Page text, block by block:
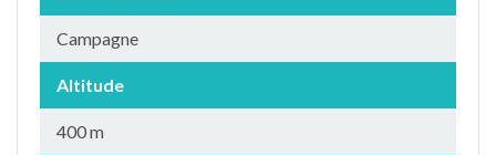
Campagne
Altitude
400 m